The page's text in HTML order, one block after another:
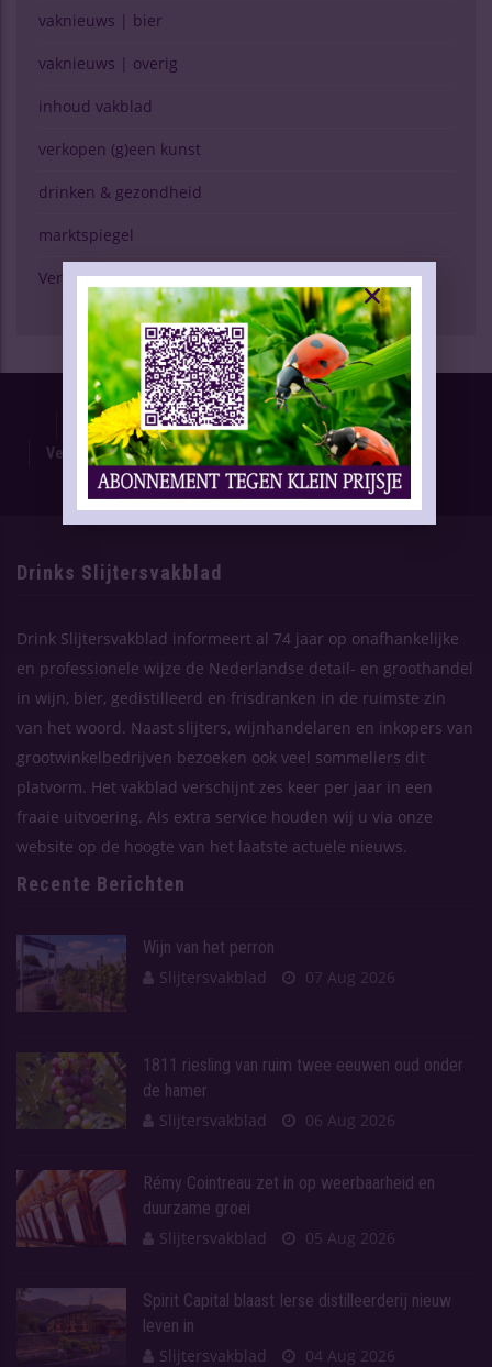
vaknieuws | bier
vaknieuws | overig
inhoud vakblad
verkopen (g)een kunst
drinken & gezondheid
marktspiegel
Verschijning Drinks Slijtersvakblad
Proefnummer
Oplage & Verspreiding
Advertentietarieven
Technische Gegevens
Verschijning Drinks Slijtersvakblad
Themaplanning
Contact
Drinks Slijtersvakblad
Drink Slijtersvakblad informeert al 74 jaar op onafhankelijke
en professionele wijze de Nederlandse detail- en groothandel
in wijn, bier, gedistilleerd en frisdranken in de ruimste zin
van het woord. Naast slijters, wijnhandelaren en inkopers van
grootwinkelbedrijven bezoeken ook veel sommeliers dit
platvorm. Het vakblad verschijnt zes keer per jaar in een
fraaie uitvoering. Als extra service houden wij u via onze
website op de hoogte van het laatste actuele nieuws.
Recente Berichten
Wijn van het perron
Slijtersvakblad
07 Aug 2026
1811 riesling van ruim twee eeuwen oud onder
de hamer
Slijtersvakblad
06 Aug 2026
Rémy Cointreau zet in op weerbaarheid en
duurzame groei
Slijtersvakblad
05 Aug 2026
Spirit Capital blaast Ierse distilleerderij nieuw
leven in
Slijtersvakblad
04 Aug 2026